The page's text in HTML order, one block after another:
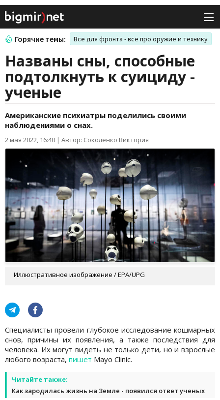
Горячие темы: Все для фронта - все про оружие и технику
Названы сны, способные
подтолкнуть к суициду -
ученые
Американские психиатры поделились своими
наблюдениями о снах.
2 мая 2022, 16:40 | Автор: Соколенко Виктория
Иллюстративное изображение / EPA/UPG
Специалисты провели глубокое исследование кошмарных
снов, причины их появления, а также последствия для
человека. Их могут видеть не только дети, но и взрослые
любого возраста, пишет Mayo Clinic.
Читайте также:
Как зародилась жизнь на Земле - появился ответ ученых